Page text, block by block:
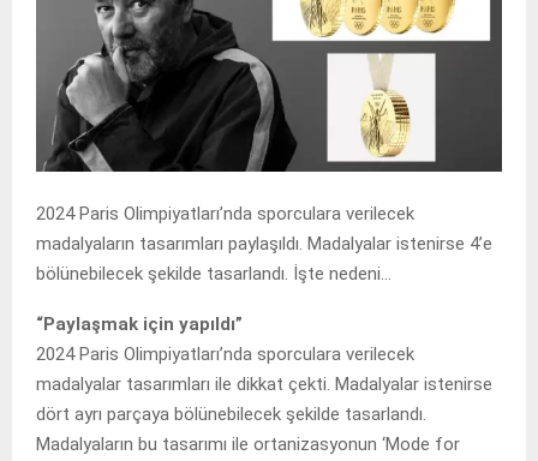
2024 Paris Olimpiyatları’nda sporculara verilecek
madalyaların tasarımları paylaşıldı. Madalyalar istenirse 4’e
bölünebilecek şekilde tasarlandı. İşte nedeni…
“Paylaşmak için yapıldı”
2024 Paris Olimpiyatları’nda sporculara verilecek
madalyalar tasarımları ile dikkat çekti. Madalyalar istenirse
dört ayrı parçaya bölünebilecek şekilde tasarlandı.
Madalyaların bu tasarımı ile ortanizasyonun ‘Mode for